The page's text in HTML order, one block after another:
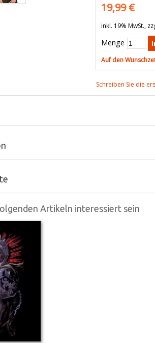
19,99 €
inkl. 19% MwSt.,
Menge
Auf den
Schreiben Sie die
Artikeln interessiert sein